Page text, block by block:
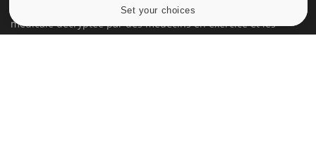
médicale decryptée par des médecins en exercice et les
Set your choices